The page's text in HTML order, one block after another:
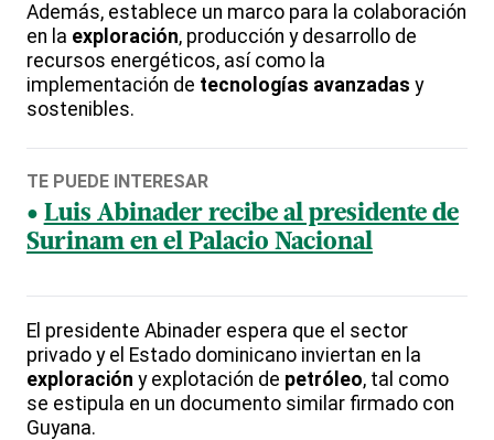
Además, establece un marco para la colaboración
en la exploración, producción y desarrollo de
recursos energéticos, así como la
implementación de tecnologías avanzadas y
sostenibles.
TE PUEDE INTERESAR
Luis Abinader recibe al presidente de
Surinam en el Palacio Nacional
El presidente Abinader espera que el sector
privado y el Estado dominicano inviertan en la
exploración y explotación de petróleo, tal como
se estipula en un documento similar firmado con
Guyana.